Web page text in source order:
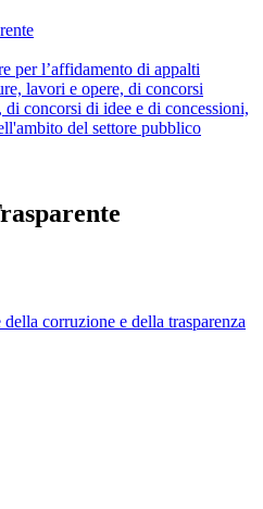
per l’affidamento di appalti
lavori e opere, di concorsi
concorsi di idee e di concessioni,
del settore pubblico
corruzione e della trasparenza